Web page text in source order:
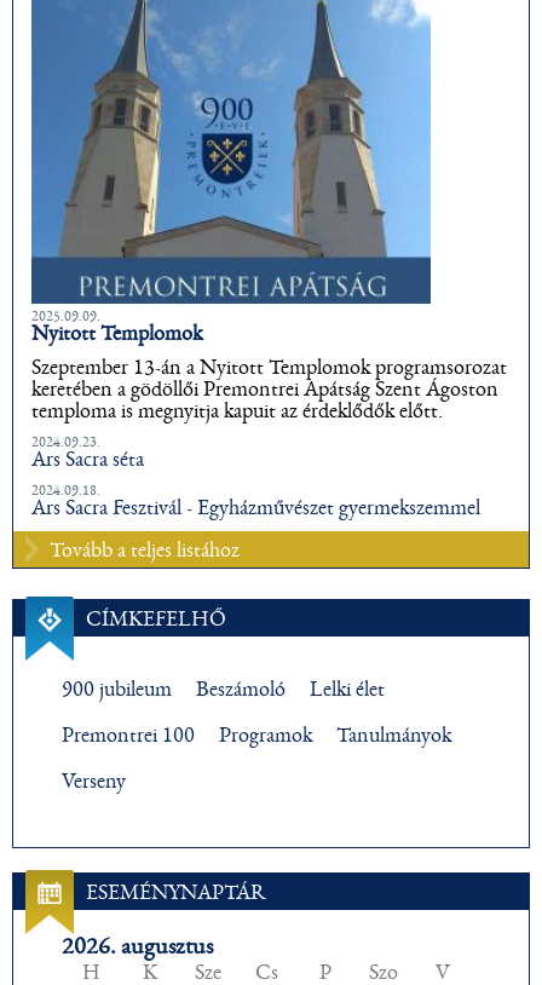
2025.09.09.
Nyitott Templomok
Szeptember 13-án a Nyitott Templomok programsorozat
keretében a gödöllői Premontrei Apátság Szent Ágoston
temploma is megnyitja kapuit az érdeklődők előtt.
2024.09.23.
Ars Sacra séta
2024.09.18.
Ars Sacra Fesztivál - Egyházművészet gyermekszemmel
Tovább a teljes listához
CÍMKEFELHŐ
900 jubileum Beszámoló Lelki élet
Premontrei 100 Programok Tanulmányok
Verseny
ESEMÉNYNAPTÁR
2026. augusztus
H K Sze Cs P Szo V